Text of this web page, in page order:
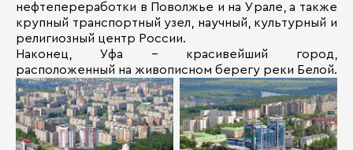
нефтепереработки в Поволжье и на Урале, а также
крупный транспортный узел, научный, культурный и
религиозный центр России.
Наконец, Уфа - красивейший город,
расположенный на живописном берегу реки Белой.